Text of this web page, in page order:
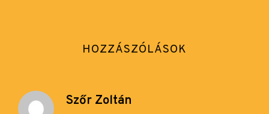
HOZZÁSZÓLÁSOK
Szőr Zoltán